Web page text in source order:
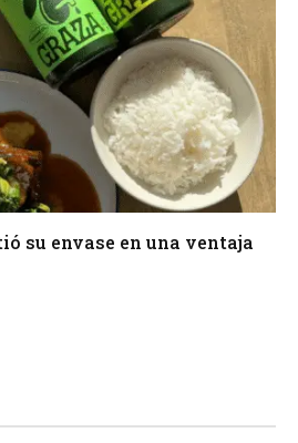
su envase en una ventaja